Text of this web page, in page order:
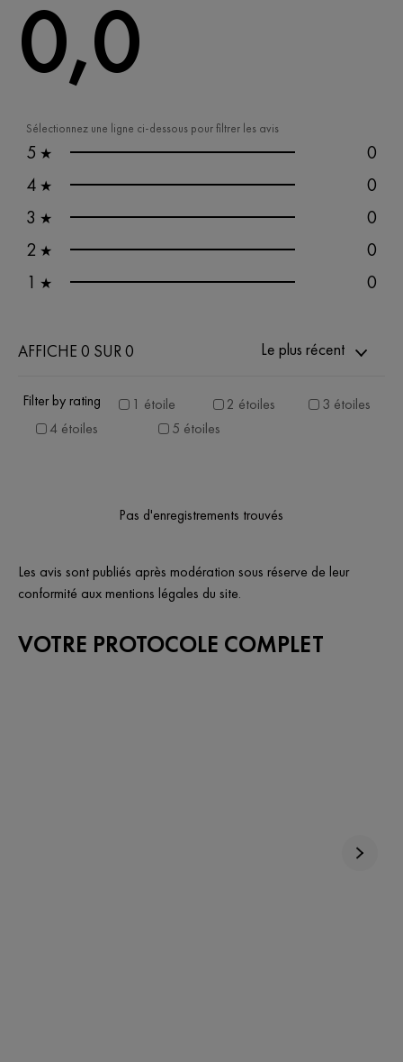
Sélectionnez une ligne ci-dessous pour filtrer les avis
5 ★
0
4 ★
0
3 ★
0
2 ★
0
1 ★ 0
0,0
AFFICHE 0 SUR 0 Le plus récent
Filter by rating 1 étoile 2 étoiles
3 étoiles
4 étoiles
5 étoiles
Pas d'enregistrements trouvés
Les avis sont publiés après modération sous réserve de leur
conformité aux mentions légales du site.
VOTRE PROTOCOLE COMPLET